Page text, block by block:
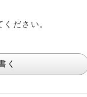
ださい。